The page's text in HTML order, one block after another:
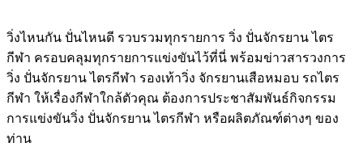
วิ่งไหนกัน ปั่นไหนดี รวบรวมทุกรายการ วิ่ง ปั่นจักรยาน ไตร
กีฬา ครอบคลุมทุกรายการแข่งขันไว้ที่นี่ พร้อมข่าวสารวงการ
วิ่ง ปั่นจักรยาน ไตรกีฬา รองเท้าวิ่ง จักรยานเสือหมอบ รถไตร
กีฬา ให้เรื่องกีฬาใกล้ตัวคุณ ต้องการประชาสัมพันธ์กิจกรรม
การแข่งขันวิ่ง ปั่นจักรยาน ไตรกีฬา หรือผลิตภัณฑ์ต่างๆ ของ
ท่าน